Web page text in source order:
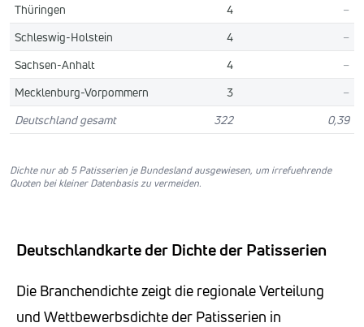
Thüringen
4
–
Schleswig-Holstein
4
–
Sachsen-Anhalt
4
–
Mecklenburg-Vorpommern
3
–
Deutschland gesamt
322 0,39
Dichte nur ab 5 Patisserien je Bundesland ausgewiesen, um irrefuehrende
Quoten bei kleiner Datenbasis zu vermeiden.
Deutschlandkarte der Dichte der Patisserien
Die Branchendichte zeigt die regionale Verteilung
und Wettbewerbsdichte der Patisserien in